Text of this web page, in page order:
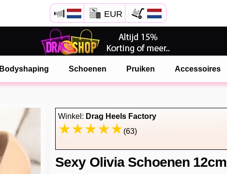
EUR
Bodyshaping Schoenen Pruiken Accessoires
Winkel: Drag Heels Factory
(63)
Sexy Olivia Schoenen 12cm
Open Safari menu.
of klik de safari knop zoals hiernaast getoont
en klik TOEVOEGEN AAN BUREAUBLAD